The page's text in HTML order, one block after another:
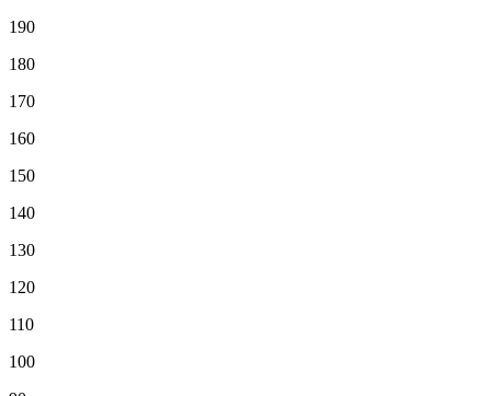
190
180
170
160
150
140
130
120
110
100